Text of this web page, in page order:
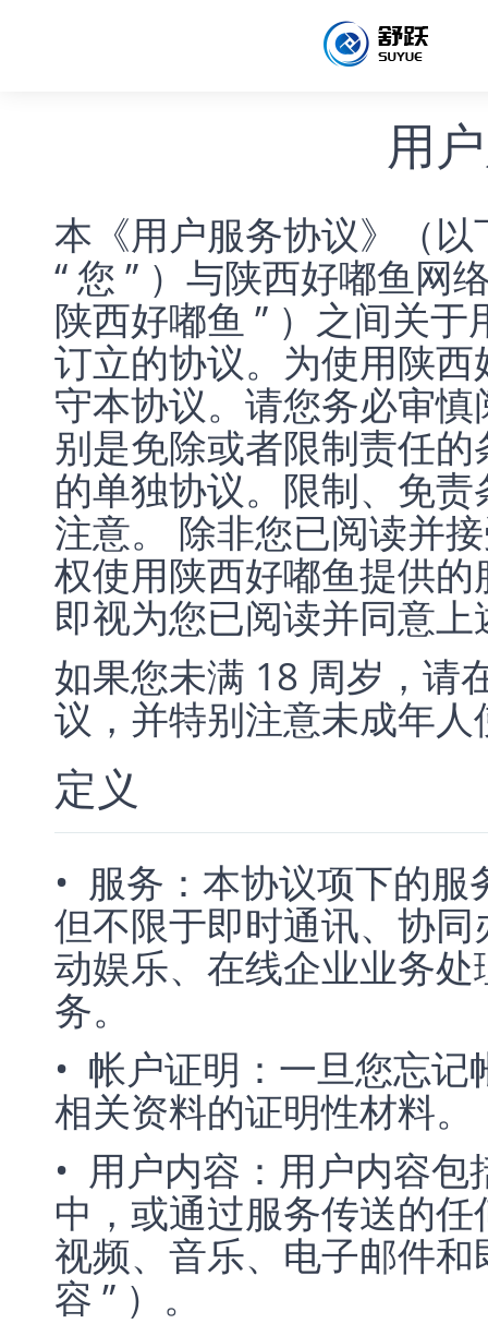
用
本《用户服务协议》（以
“ 您 ” ）与陕西好嘟鱼网
陕西好嘟鱼 ” ）之间关
订立的协议。为使用陕
守本协议。请您务必审
别是免除或者限制责任
的单独协议。限制、免
注意。 除非您已阅读并
权使用陕西好嘟鱼提供
即视为您已阅读并同意
如果您未满 18 周岁，请
议，并特别注意未成年人
定义
• 服务：本协议项下的
但不限于即时通讯、协
动娱乐、在线企业业务
务。
• 帐户证明：一旦您忘
相关资料的证明性材料。
• 用户内容：用户内容
中，或通过服务传送的
视频、音乐、电子邮件
容 ” ）。